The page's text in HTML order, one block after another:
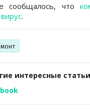
сообщалось, что
.
интересные